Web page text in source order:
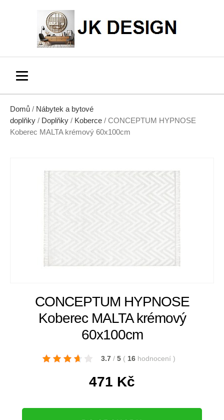
Domů / Nábytek a bytové
doplňky / Doplňky / Koberce / CONCEPTUM HYPNOSE
Koberec MALTA krémový 60x100cm
CONCEPTUM HYPNOSE
Koberec MALTA krémový
60x100cm
3.7 / 5 ( 16 hodnocení )
471 Kč